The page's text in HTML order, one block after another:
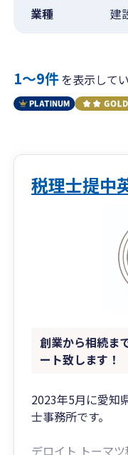
業種
建
1〜9件を表示して
税理士提中
創業から相続ま
ート致します！
2023年5月に愛知
士事務所です。
デロイト トーマ